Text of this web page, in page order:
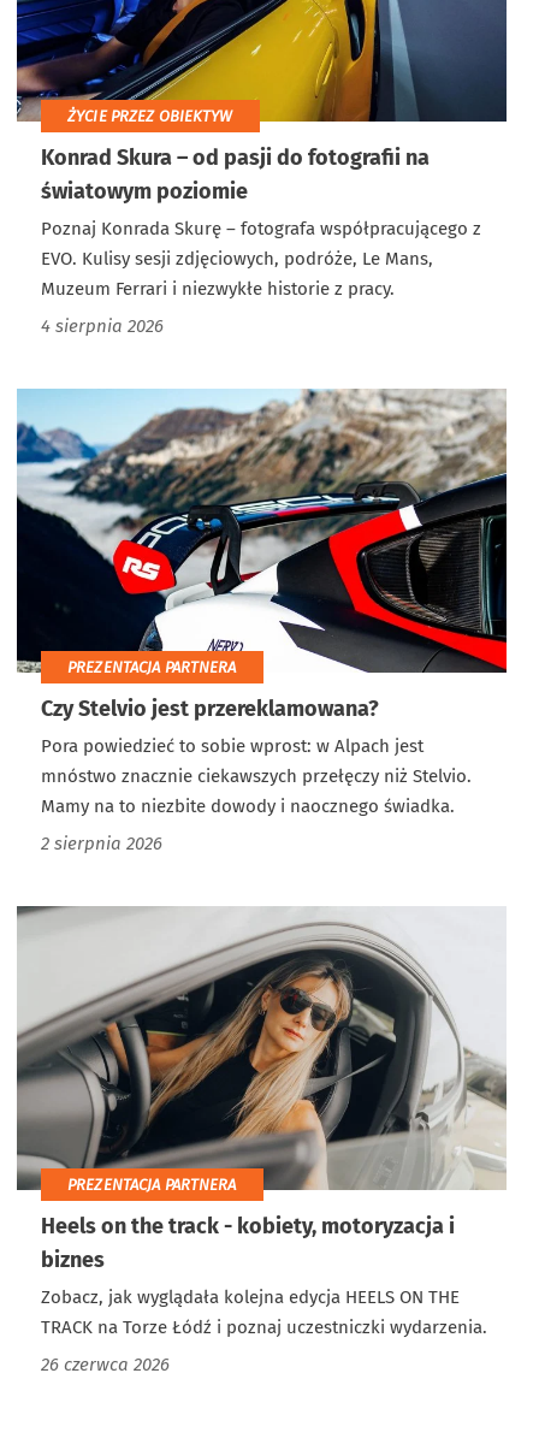
ŻYCIE PRZEZ OBIEKTYW
Konrad Skura – od pasji do fotografii na
światowym poziomie
Poznaj Konrada Skurę – fotografa współpracującego z
EVO. Kulisy sesji zdjęciowych, podróże, Le Mans,
Muzeum Ferrari i niezwykłe historie z pracy.
4 sierpnia 2026
PREZENTACJA PARTNERA
Czy Stelvio jest przereklamowana?
Pora powiedzieć to sobie wprost: w Alpach jest
mnóstwo znacznie ciekawszych przełęczy niż Stelvio.
Mamy na to niezbite dowody i naocznego świadka.
2 sierpnia 2026
PREZENTACJA PARTNERA
Heels on the track - kobiety, motoryzacja i
biznes
Zobacz, jak wyglądała kolejna edycja HEELS ON THE
TRACK na Torze Łódź i poznaj uczestniczki wydarzenia.
26 czerwca 2026